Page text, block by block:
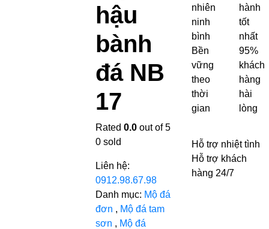
hậu
bành
đá NB
17
Rated0.0 out of 5
0 sold
Liên hệ:
0912.98.67.98
Danh mục: Mộ đá
đơn , Mộ đá tam
sơn , Mộ đá
nhiên
ninh
bình
Bền
vững
theo
thời
gian
hành
tốt
nhất
95%
khách
hàng
hài
lòng
Hỗ trợ nhiệt tình
Hỗ trợ khách
hàng 24/7